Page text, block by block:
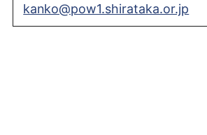
kanko@pow1.shirataka.or.jp